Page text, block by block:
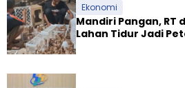
Ekonomi
Mandiri Pangan, RT
Lahan Tidur Jadi